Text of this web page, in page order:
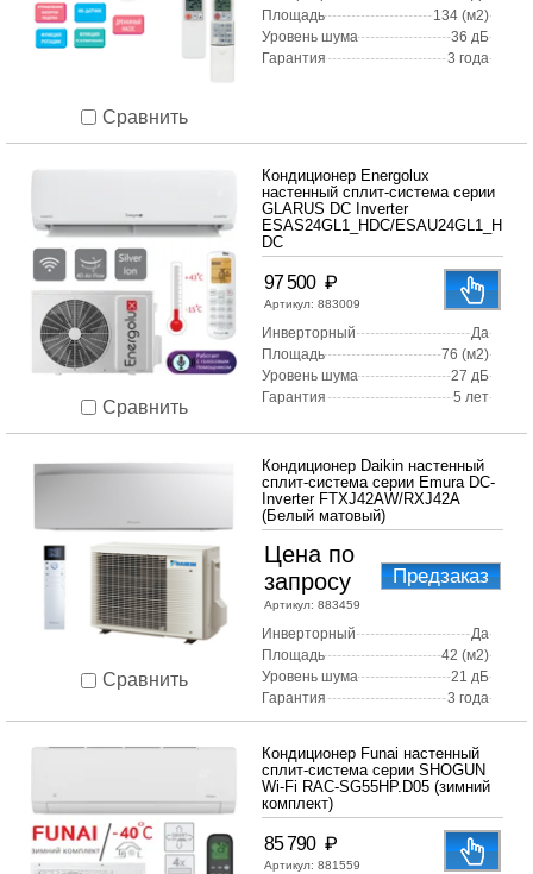
Сравнить
Площадь
134 (м2)
Уровень шума
36 дБ
Гарантия
3 года
Сравнить
Кондиционер Energolux
настенный сплит-система серии
GLARUS DC Inverter
ESAS24GL1_HDC/ESAU24GL1_H
DC
97 500 ₽
Артикул: 883009
Инверторный
Да
Площадь
76 (м2)
Уровень шума
27 дБ
Гарантия
5 лет
Сравнить
Кондиционер Daikin настенный
сплит-система серии Emura DC-
Inverter FTXJ42AW/RXJ42A
(Белый матовый)
Цена по
запросу
Артикул: 883459
Предзаказ
Инверторный
Да
Площадь
42 (м2)
Уровень шума
21 дБ
Гарантия
3 года
Кондиционер Funai настенный
сплит-система серии SHOGUN
Wi-Fi RAC-SG55HP.D05 (зимний
комплект)
85 790 ₽
Артикул: 881559